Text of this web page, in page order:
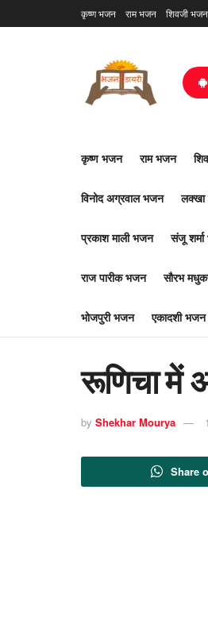
कृष्ण भजन राम भजन शिवजी भजन
कृष्ण भजन राम भजन
विनोद अग्रवाल भजन
प्रकाश माली भजन संजू
राज पारीक भजन सौरभ
भोजपुरी भजन एकादशी भजन
रूणिचा में
by Shekhar Mourya
Share